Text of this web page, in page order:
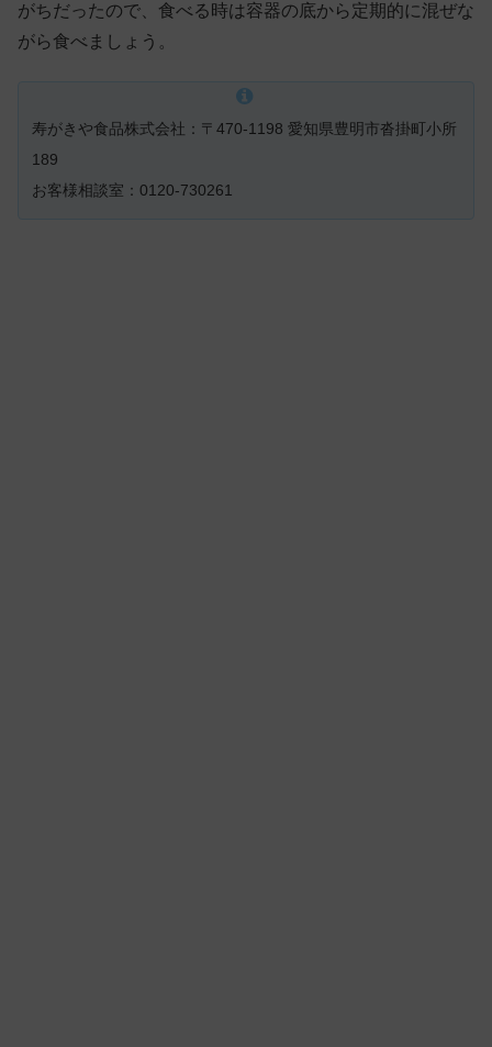
がちだったので、食べる時は容器の底から定期的に混ぜな
がら食べましょう。
寿がきや食品株式会社：〒470-1198 愛知県豊明市沓掛町小所
189
お客様相談室：0120-730261